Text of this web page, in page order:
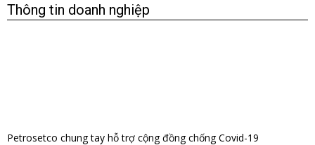
Thông tin doanh nghiệp
​Petrosetco chung tay hỗ trợ cộng đồng chống Covid-19